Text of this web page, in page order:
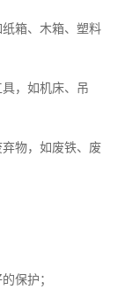
箱、木箱、塑料
，如机床、吊
物，如废铁、废
保护；